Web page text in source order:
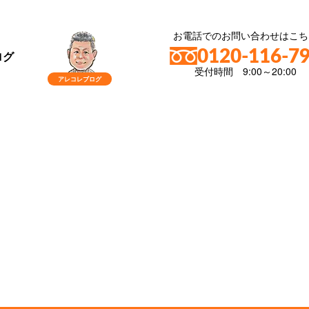
お電話でのお問い合わせはこ
0120-116-
受付時間 9:00～20:00